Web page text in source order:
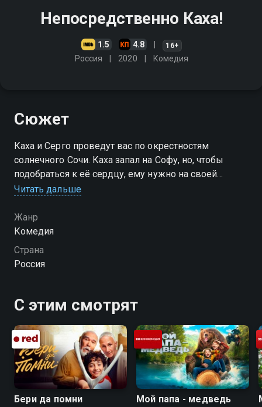
Непосредственно Каха!
1.5 4.8 16+
Россия 2020 Комедия
Сюжет
Каха и Серго проведут вас по окрестностям
солнечного Сочи. Каха запал на Софу, но, чтобы
подобраться к её сердцу, ему нужно на своей
"копейке" обогнать новенький "бумер" Руслана и
Читать дальше
Жанр
Комедия
Страна
Россия
С этим смотрят
Бери да помни Мой папа - медведь